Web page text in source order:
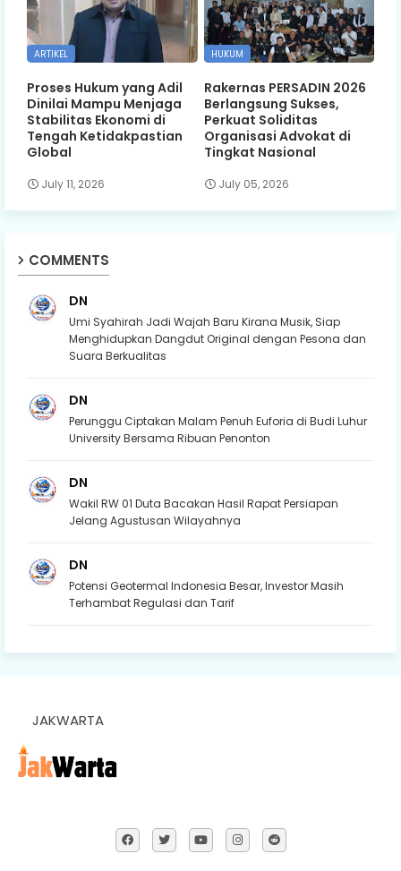
ARTIKEL
Proses Hukum yang Adil
Dinilai Mampu Menjaga
Stabilitas Ekonomi di
Tengah Ketidakpastian
Global
July 11, 2026
HUKUM
Rakernas PERSADIN 2026
Berlangsung Sukses,
Perkuat Soliditas
Organisasi Advokat di
Tingkat Nasional
July 05, 2026
COMMENTS
DN
Umi Syahirah Jadi Wajah Baru Kirana Musik, Siap
Menghidupkan Dangdut Original dengan Pesona dan
Suara Berkualitas
DN
Perunggu Ciptakan Malam Penuh Euforia di Budi Luhur
University Bersama Ribuan Penonton
DN
Wakil RW 01 Duta Bacakan Hasil Rapat Persiapan
Jelang Agustusan Wilayahnya
DN
Potensi Geotermal Indonesia Besar, Investor Masih
Terhambat Regulasi dan Tarif
JAKWARTA